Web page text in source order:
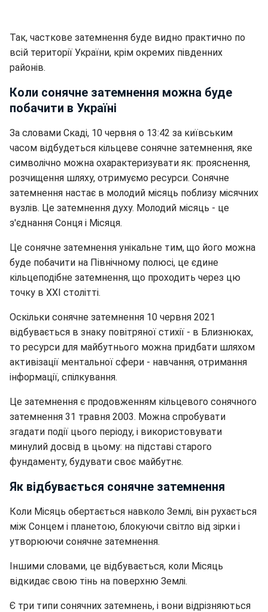
Так, часткове затемнення буде видно практично по
всій території України, крім окремих південних
районів.
Коли сонячне затемнення можна буде
побачити в Україні
За словами Скаді, 10 червня о 13:42 за київським
часом відбудеться кільцеве сонячне затемнення, яке
символічно можна охарактеризувати як: прояснення,
розчищення шляху, отримуємо ресурси. Сонячне
затемнення настає в молодий місяць поблизу місячних
вузлів. Це затемнення духу. Молодий місяць - це
з'єднання Сонця і Місяця.
Це сонячне затемнення унікальне тим, що його можна
буде побачити на Північному полюсі, це єдине
кільцеподібне затемнення, що проходить через цю
точку в XXI столітті.
Оскільки сонячне затемнення 10 червня 2021
відбувається в знаку повітряної стихії - в Близнюках,
то ресурси для майбутнього можна придбати шляхом
активізації ментальної сфери - навчання, отримання
інформації, спілкування.
Це затемнення є продовженням кільцевого сонячного
затемнення 31 травня 2003. Можна спробувати
згадати події цього періоду, і використовувати
минулий досвід в цьому: на підставі старого
фундаменту, будувати своє майбутнє.
Як відбувається сонячне затемнення
Коли Місяць обертається навколо Землі, він рухається
між Сонцем і планетою, блокуючи світло від зірки і
утворюючи сонячне затемнення.
Іншими словами, це відбувається, коли Місяць
відкидає свою тінь на поверхню Землі.
Є три типи сонячних затемнень, і вони відрізняються